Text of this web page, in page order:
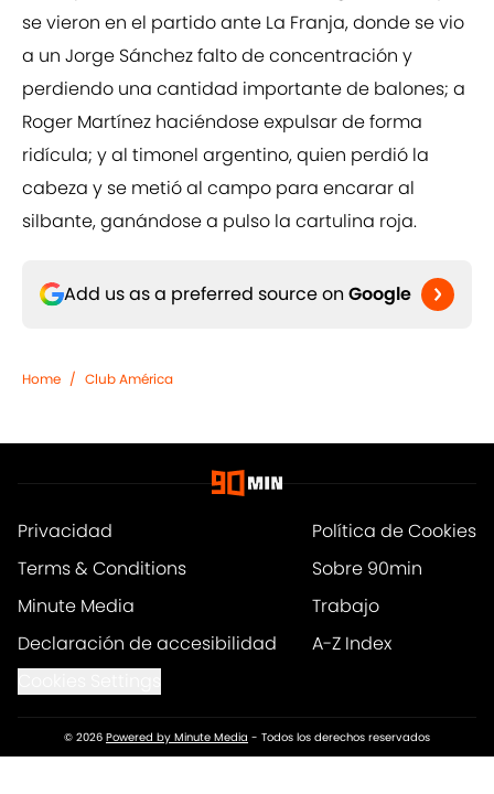
se vieron en el partido ante La Franja, donde se vio
a un Jorge Sánchez falto de concentración y
perdiendo una cantidad importante de balones; a
Roger Martínez haciéndose expulsar de forma
ridícula; y al timonel argentino, quien perdió la
cabeza y se metió al campo para encarar al
silbante, ganándose a pulso la cartulina roja.
Add us as a preferred source on Google
Home / Club América
Privacidad
Política de Cookies
Terms & Conditions
Sobre 90min
Minute Media
Trabajo
Declaración de accesibilidad
A-Z Index
© 2026 Powered by Minute Media - Todos los derechos reservados